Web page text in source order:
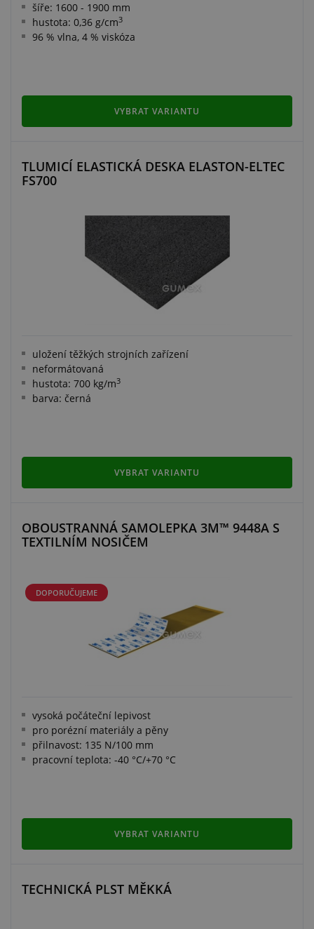
šíře: 1600 - 1900 mm
hustota: 0,36 g/cm3
96 % vlna, 4 % viskóza
VYBRAT VARIANTU
TLUMICÍ ELASTICKÁ DESKA ELASTON-ELTEC
FS700
uložení těžkých strojních zařízení
neformátovaná
hustota: 700 kg/m3
barva: černá
VYBRAT VARIANTU
OBOUSTRANNÁ SAMOLEPKA 3M™ 9448A S
TEXTILNÍM NOSIČEM
DOPORUČUJEME
vysoká počáteční lepivost
pro porézní materiály a pěny
přilnavost: 135 N/100 mm
pracovní teplota: -40 °C/+70 °C
VYBRAT VARIANTU
TECHNICKÁ PLST MĚKKÁ